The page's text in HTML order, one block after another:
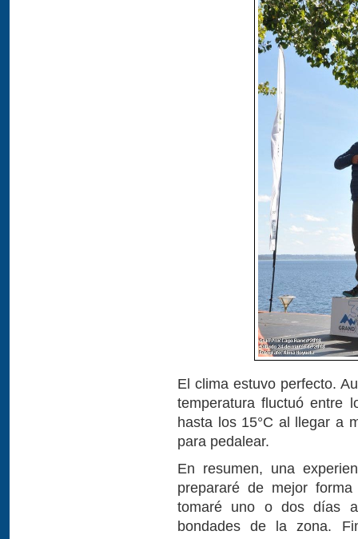
El clima estuvo perfecto.
temperatura fluctuó entre
hasta los 15°C al llegar a
para pedalear.
En resumen, una
prepararé de mejor
tomaré uno o dos días
bondades de la zona.